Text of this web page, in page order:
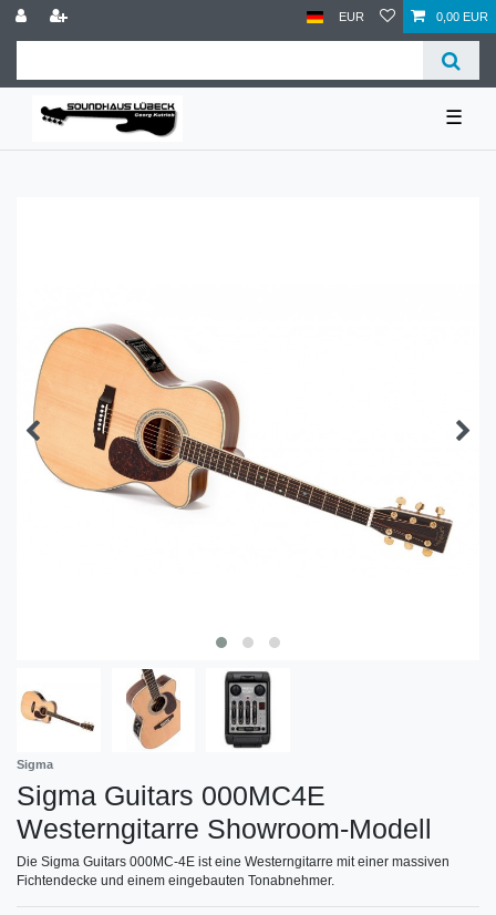
EUR 0,00 EUR
☰
Sigma
Sigma Guitars 000MC4E
Westerngitarre Showroom-Modell
Die Sigma Guitars 000MC-4E ist eine Westerngitarre mit einer massiven
Fichtendecke und einem eingebauten Tonabnehmer.